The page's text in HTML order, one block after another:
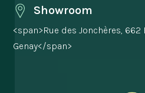
Showroom
<span>Rue des Jonchères,
Genay</span>